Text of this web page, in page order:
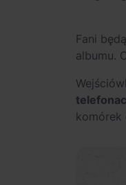
Fani
albumu.
komórek